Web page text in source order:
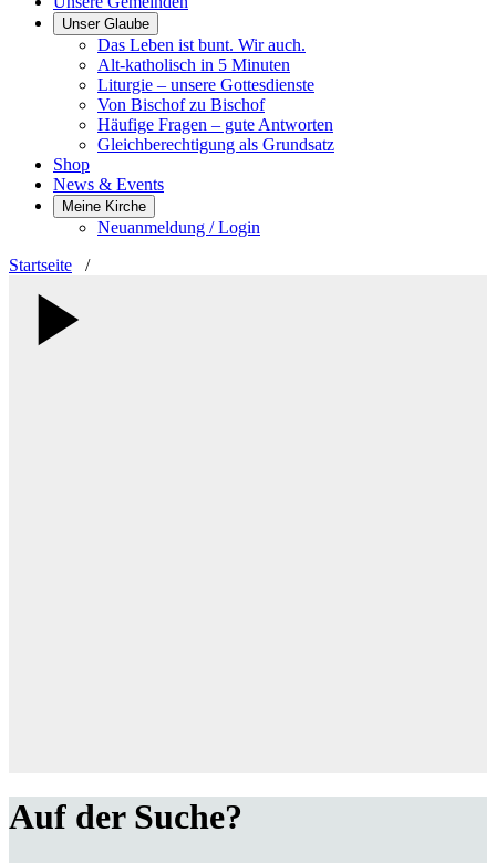
Unser Glaube
Das Leben ist bunt. Wir auch.
Alt-katholisch in 5 Minuten
Liturgie – unsere Gottesdienste
Von Bischof zu Bischof
Häufige Fragen – gute Antworten
Gleichberechtigung als Grundsatz
Shop
News & Events
Meine Kirche
Neuanmeldung / Login
Startseite /
Auf der Suche?